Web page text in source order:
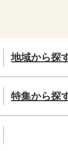
地域から探
特集から探